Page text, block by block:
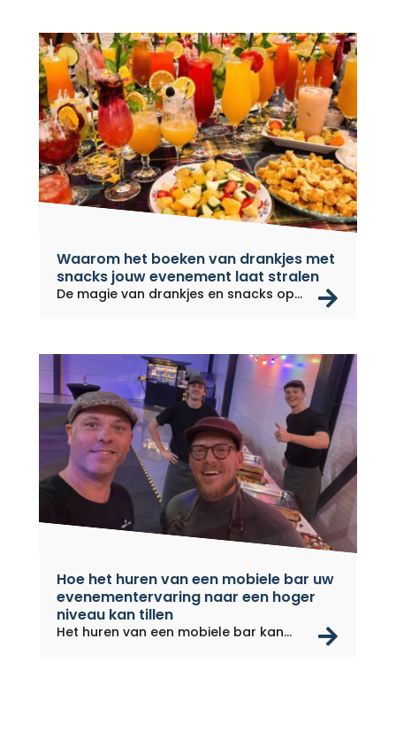
Waarom het boeken van drankjes met
snacks jouw evenement laat stralen
De magie van drankjes en snacks op...
Hoe het huren van een mobiele bar uw
evenementervaring naar een hoger
niveau kan tillen
Het huren van een mobiele bar kan